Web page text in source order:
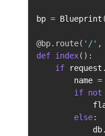
bp = Blueprint (
@bp. route( '/' ,
def index( ) :
if request .
        name
=
if not
else:
            db
.